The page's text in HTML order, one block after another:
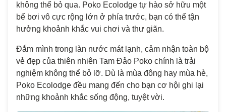
không thể bỏ qua. Poko Ecolodge tự hào sở hữu một
bể bơi vô cực rộng lớn ở phía trước, bạn có thể tận
hưởng khoảnh khắc vui chơi và thư giãn.
Đắm mình trong làn nước mát lạnh, cảm nhận toàn bộ
vẻ đẹp của thiên nhiên Tam Đảo Poko chính là trải
nghiệm không thể bỏ lỡ. Dù là mùa đông hay mùa hè,
Poko Ecolodge đều mang đến cho bạn cơ hội ghi lại
những khoảnh khắc sống động, tuyệt vời.